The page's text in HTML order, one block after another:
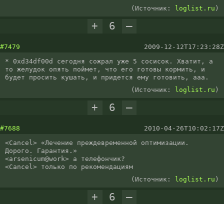
(Источник: loglist.ru )
+ 6 –
#7479
2009-12-12T17:23:28Z
* 0xd34df00d сегодня сожрал уже 5 сосисок. Хватит, а
то желудок опять поймет, что его готовы кормить, и
будет просить кушать, и придется ему готовить, ааа.
(Источник:
loglist.ru )
+ 6 –
#7688
2010-04-26T10:02:17Z
<Cancel> «Лечение преждевременной оптимизации.
Дорого. Гарантия.»
<arsenicum@work> а телефончик?
<Cancel> только по рекомендациям
(Источник:
loglist.ru )
+ 6 –